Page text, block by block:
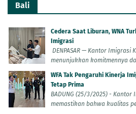
Bali
Cedera Saat Liburan, WNA
Imigrasi
DENPASAR — Kantor Imigrasi
menunjukkan komitmennya
WFA Tak Pengaruhi Kinerja
Tetap Prima
BADUNG (25/3/2025) - Kantor
memastikan bahwa kualitas